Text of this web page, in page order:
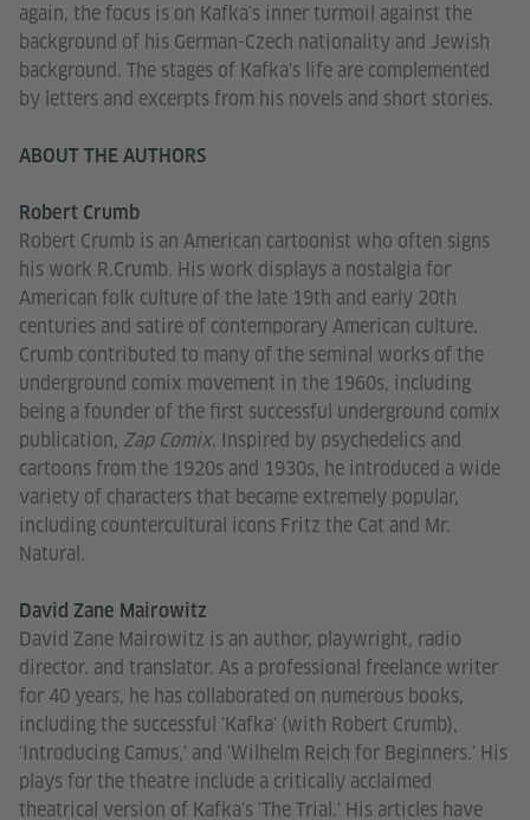
again, the focus is on Kafka's inner turmoil against the
background of his German-Czech nationality and Jewish
background. The stages of Kafka's life are complemented
by letters and excerpts from his novels and short stories.
ABOUT THE AUTHORS
Robert Crumb
Robert Crumb is an American cartoonist who often signs
his work R.Crumb. His work displays a nostalgia for
American folk culture of the late 19th and early 20th
centuries and satire of contemporary American culture.
Crumb contributed to many of the seminal works of the
underground comix movement in the 1960s, including
being a founder of the first successful underground comix
publication, Zap Comix. Inspired by psychedelics and
cartoons from the 1920s and 1930s, he introduced a wide
variety of characters that became extremely popular,
including countercultural icons Fritz the Cat and Mr.
Natural.
David Zane Mairowitz
David Zane Mairowitz is an author, playwright, radio
director. and translator. As a professional freelance writer
for 40 years, he has collaborated on numerous books,
including the successful 'Kafka' (with Robert Crumb),
'Introducing Camus,' and 'Wilhelm Reich for Beginners.' His
plays for the theatre include a critically acclaimed
theatrical version of Kafka's 'The Trial.' His articles have